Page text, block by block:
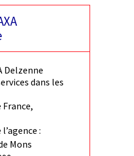
Delzenne
dans les
France,
:
Mons